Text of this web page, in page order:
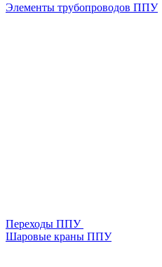
Элементы трубопроводов ППУ
Переходы ППУ
Шаровые краны ППУ